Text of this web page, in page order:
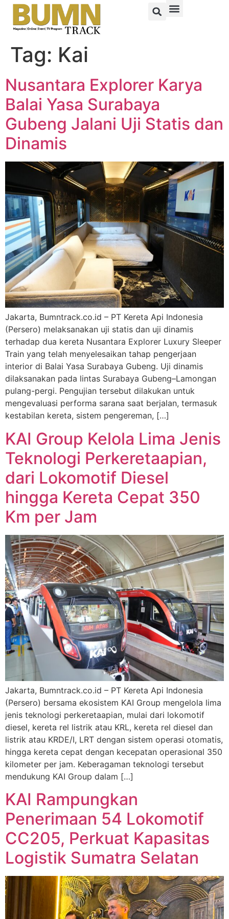
Tag: Kai
Nusantara Explorer Karya
Balai Yasa Surabaya
Gubeng Jalani Uji Statis dan
Dinamis
Jakarta, Bumntrack.co.id – PT Kereta Api Indonesia
(Persero) melaksanakan uji statis dan uji dinamis
terhadap dua kereta Nusantara Explorer Luxury Sleeper
Train yang telah menyelesaikan tahap pengerjaan
interior di Balai Yasa Surabaya Gubeng. Uji dinamis
dilaksanakan pada lintas Surabaya Gubeng–Lamongan
pulang-pergi. Pengujian tersebut dilakukan untuk
mengevaluasi performa sarana saat berjalan, termasuk
kestabilan kereta, sistem pengereman, […]
KAI Group Kelola Lima Jenis
Teknologi Perkeretaapian,
dari Lokomotif Diesel
hingga Kereta Cepat 350
Km per Jam
Jakarta, Bumntrack.co.id – PT Kereta Api Indonesia
(Persero) bersama ekosistem KAI Group mengelola lima
jenis teknologi perkeretaapian, mulai dari lokomotif
diesel, kereta rel listrik atau KRL, kereta rel diesel dan
listrik atau KRDE/I, LRT dengan sistem operasi otomatis,
hingga kereta cepat dengan kecepatan operasional 350
kilometer per jam. Keberagaman teknologi tersebut
mendukung KAI Group dalam […]
KAI Rampungkan
Penerimaan 54 Lokomotif
CC205, Perkuat Kapasitas
Logistik Sumatra Selatan